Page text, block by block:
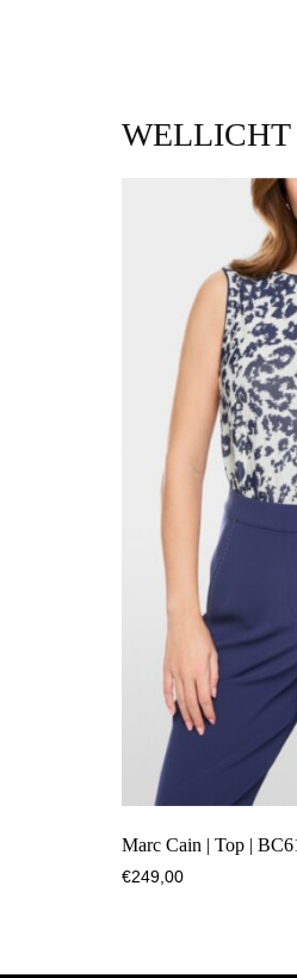
WELLICHT
Marc Cain | Top |
€249,00